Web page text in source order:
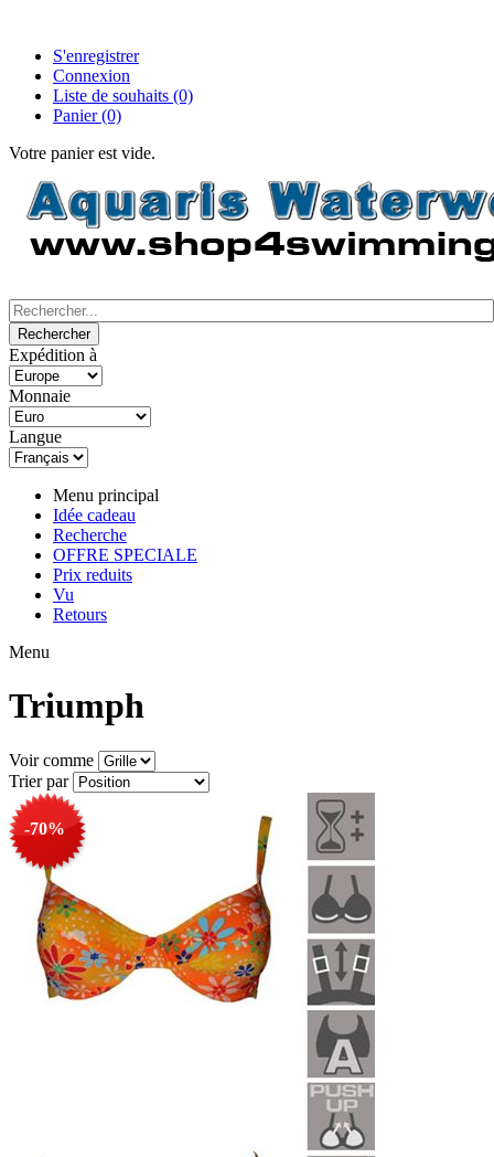
S'enregistrer
Connexion
Liste de souhaits (0)
Panier (0)
Votre panier est vide.
Expédition à
Monnaie
Langue
Menu principal
Idée cadeau
Recherche
OFFRE SPECIALE
Prix reduits
Vu
Retours
Menu
Triumph
Voir comme
Trier par
-70%